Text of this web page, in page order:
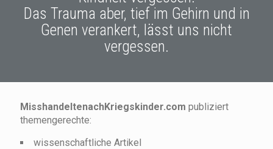
Das Trauma aber, tief im Gehirn und in
Genen verankert, lässt uns nicht
vergessen.
MisshandeltenachKriegskinder.com publiziert
themengerechte:
wissenschaftliche Artikel